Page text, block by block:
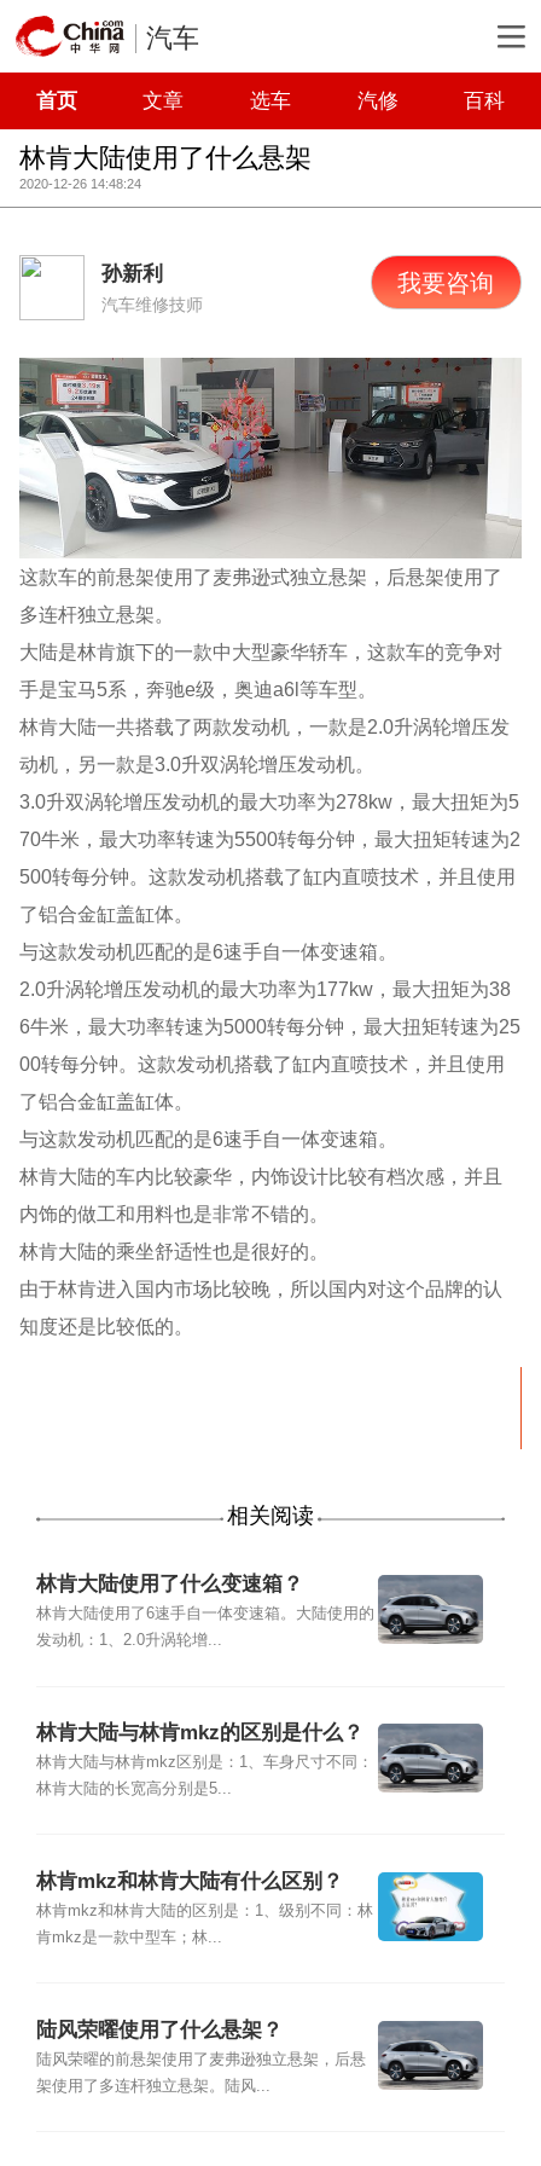
汽车
首页 文章 选车 汽修 百科
林肯大陆使用了什么悬架
2020-12-26 14:48:24
孙新利
汽车维修技师
我要咨询
这款车的前悬架使用了麦弗逊式独立悬架，后悬架使用了
多连杆独立悬架。
大陆是林肯旗下的一款中大型豪华轿车，这款车的竞争对
手是宝马5系，奔驰e级，奥迪a6l等车型。
林肯大陆一共搭载了两款发动机，一款是2.0升涡轮增压发
动机，另一款是3.0升双涡轮增压发动机。
3.0升双涡轮增压发动机的最大功率为278kw，最大扭矩为5
70牛米，最大功率转速为5500转每分钟，最大扭矩转速为2
500转每分钟。这款发动机搭载了缸内直喷技术，并且使用
了铝合金缸盖缸体。
与这款发动机匹配的是6速手自一体变速箱。
2.0升涡轮增压发动机的最大功率为177kw，最大扭矩为38
6牛米，最大功率转速为5000转每分钟，最大扭矩转速为25
00转每分钟。这款发动机搭载了缸内直喷技术，并且使用
了铝合金缸盖缸体。
与这款发动机匹配的是6速手自一体变速箱。
林肯大陆的车内比较豪华，内饰设计比较有档次感，并且
内饰的做工和用料也是非常不错的。
林肯大陆的乘坐舒适性也是很好的。
由于林肯进入国内市场比较晚，所以国内对这个品牌的认
知度还是比较低的。
相关阅读
林肯大陆使用了什么变速箱？
林肯大陆使用了6速手自一体变速箱。大陆使用的
发动机：1、2.0升涡轮增...
林肯大陆与林肯mkz的区别是什么？
林肯大陆与林肯mkz区别是：1、车身尺寸不同：
林肯大陆的长宽高分别是5...
林肯mkz和林肯大陆有什么区别？
林肯mkz和林肯大陆的区别是：1、级别不同：林
肯mkz是一款中型车；林...
陆风荣曜使用了什么悬架？
陆风荣曜的前悬架使用了麦弗逊独立悬架，后悬
架使用了多连杆独立悬架。陆风...